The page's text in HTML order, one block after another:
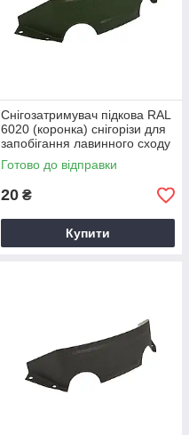
Снігозатримувач підкова RAL
6020 (коронка) снігорізи для
запобігання лавинного сходу
снігу з поверхні покрівлі
Готово до відправки
20 ₴
Купити